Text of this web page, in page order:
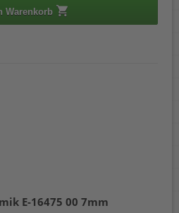
Warenkorb
E-16475 00 7mm